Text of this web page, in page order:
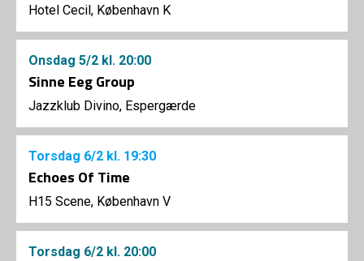
Hotel Cecil, København K
Onsdag 5/2 kl. 20:00
Sinne Eeg Group
Jazzklub Divino, Espergærde
Torsdag 6/2 kl. 19:30
Echoes Of Time
H15 Scene, København V
Torsdag 6/2 kl. 20:00